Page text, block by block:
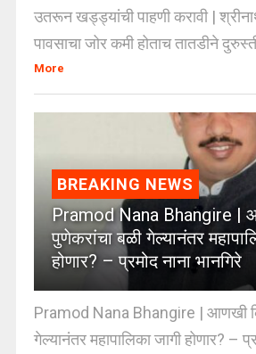
उतरून खड्ड्यांची पाहणी करावी |
पावसाचा जोर कमी होताच तातडीने
More
BREAKING NEWS
Pramod Nana Bhangire |
पुणेकरांचा बळी गेल्यानंतर
होणार? – प्रमोद नाना भानगिरे
Pramod Nana Bhangire | आणखी
गेल्यानंतर महापालिका जागी होणार? –